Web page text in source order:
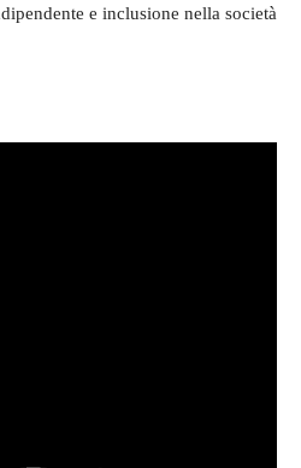
e inclusione nella società